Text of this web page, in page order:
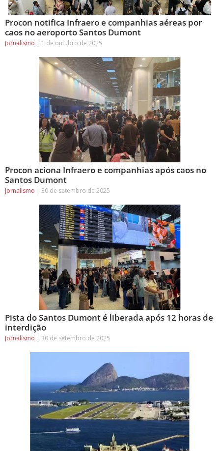
Procon notifica Infraero e companhias aéreas por
caos no aeroporto Santos Dumont
Jornalismo 1 de outubro de 2025
Procon aciona Infraero e companhias após caos no
Santos Dumont
Jornalismo 30 de setembro de 2025
Pista do Santos Dumont é liberada após 12 horas de
interdição
Jornalismo 30 de setembro de 2025